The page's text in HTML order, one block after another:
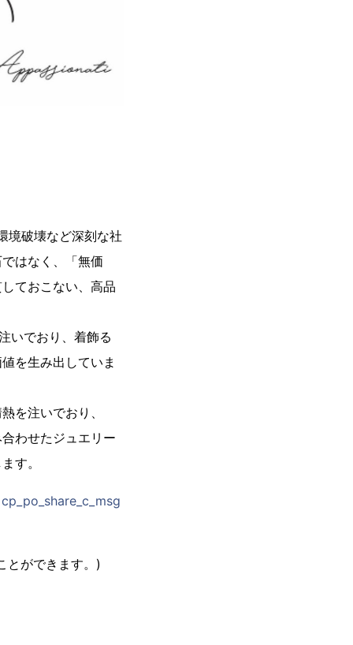
境破壊など深刻な社
はなく、「無価
ておこない、高品
いでおり、着飾る
を生み出していま
を注いでおり、
わせたジュエリー
す。
とができます。)